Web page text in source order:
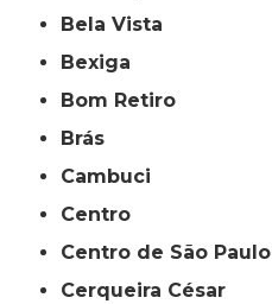
Bela Vista
Bexiga
Bom Retiro
Brás
Cambuci
Centro
Centro de São Paulo
Cerqueira César